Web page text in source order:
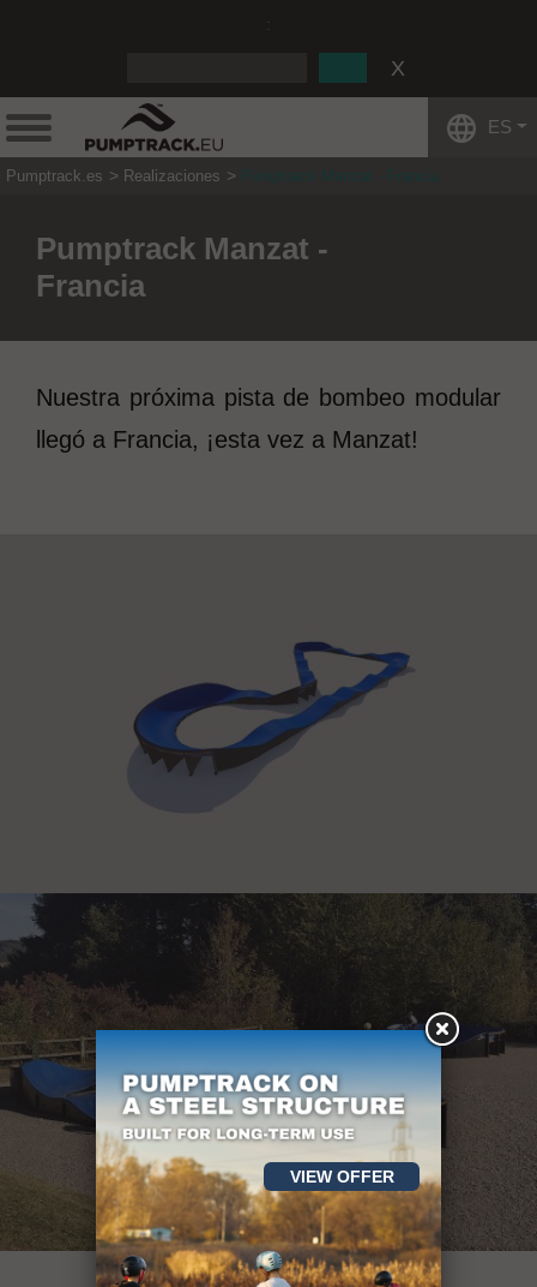
ES
Pumptrack.es Realizaciones Pumptrack Manzat - Francia
Pumptrack Manzat -
Francia
Nuestra próxima pista de bombeo modular
llegó a Francia, ¡esta vez a Manzat!
VIEW OFFER